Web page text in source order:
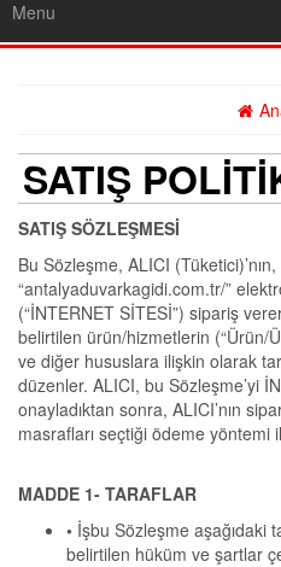
Menu
SATIŞ
SATIŞ SÖZLEŞMESİ
Bu Sözleşme, ALICI (Tüketici)’nın,
“antalyaduvarkagidi.com.tr/”
(“İNTERNET SİTESİ”) sipariş
belirtilen ürün/hizmetlerin (“Ürün/
ve diğer hususlara ilişkin olarak
düzenler. ALICI, bu Sözleşme’yi
onayladıktan sonra, ALICI’nın
masrafları seçtiği ödeme yöntemi
MADDE 1- TARAFLAR
• İşbu Sözleşme aşağıdaki
belirtilen hüküm ve şartlar